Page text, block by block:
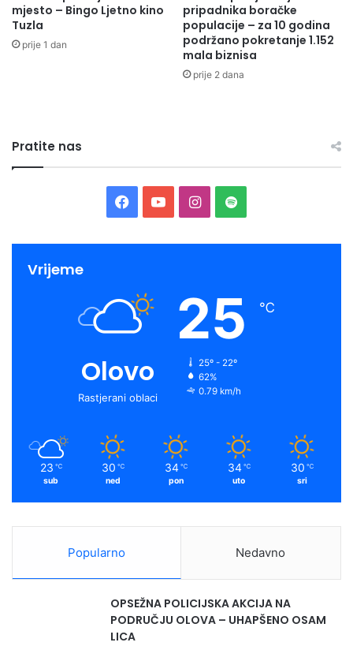
mjesto – Bingo Ljetno kino
Tuzla
prije 1 dan
pripadnika boračke
populacije – za 10 godina
podržano pokretanje 1.152
mala biznisa
prije 2 dana
Pratite nas
Facebook
YouTubeInstagram
Spotify
Vrijeme
Olovo
Rastjerani oblaci
25 ℃
25º - 22º
62%
0.79 km/h
23 ℃
sub
30 ℃
ned
34 ℃
pon
34 ℃
uto
30 ℃
sri
Popularno Nedavno
OPSEŽNA POLICIJSKA AKCIJA NA
PODRUČJU OLOVA – UHAPŠENO OSAM
LICA